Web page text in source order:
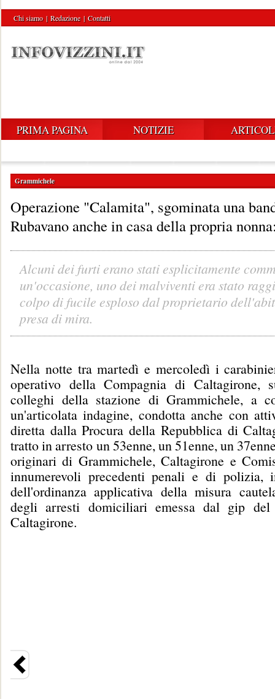
Chi siamo | Redazione | Contatti
PRIMA PAGINA NOTIZIE
Grammichele
Operazione "Calamita", sgominata una
Rubavano anche in casa della propria
Alcuni dei furti erano stati esplicitamente
un'occasione, uno dei malviventi era stato
colpo di fucile esploso dal proprietario
presa di mira.
Nella notte tra martedì e mercoledì i
operativo della Compagnia di Caltagirone,
colleghi della stazione di Grammichele, a
un'articolata indagine, condotta anche con
diretta dalla Procura della Repubblica di
tratto in arresto un 53enne, un 51enne, un
originari di Grammichele, Caltagirone e
innumerevoli precedenti penali e di polizia,
dell'ordinanza applicativa della misura
degli arresti domiciliari emessa dal gip
Caltagirone.